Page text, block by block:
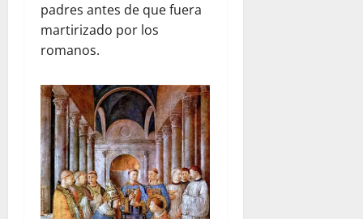
padres antes de que fuera
martirizado por los
romanos.